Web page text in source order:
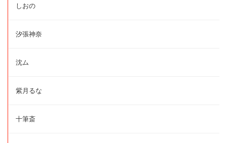
しおの
汐張神奈
沈ム
紫月るな
十筆斎